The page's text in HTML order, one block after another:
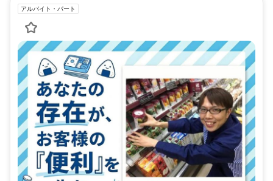
アルバイト・パート